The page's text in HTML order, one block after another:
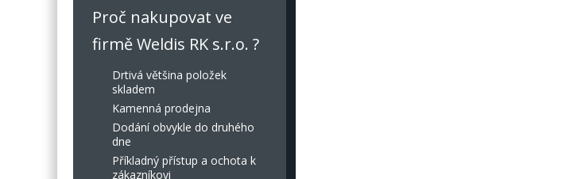
Proč nakupovat ve
firmě Weldis RK s.r.o. ?
Drtivá většina položek
skladem
Kamenná prodejna
Dodání obvykle do druhého
dne
Příkladný přístup a ochota k
zákazníkovi